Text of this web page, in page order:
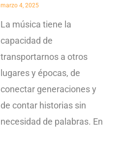
marzo 4, 2025
La música tiene la
capacidad de
transportarnos a otros
lugares y épocas, de
conectar generaciones y
de contar historias sin
necesidad de palabras. En